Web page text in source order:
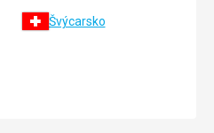
Švýcarsko